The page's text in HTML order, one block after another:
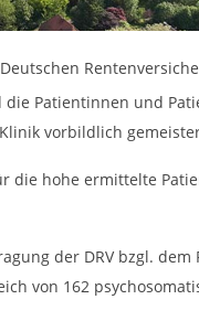
Patientinnen und
vorbildlich
die hohe ermittelte
der DRV bzgl.
von 162